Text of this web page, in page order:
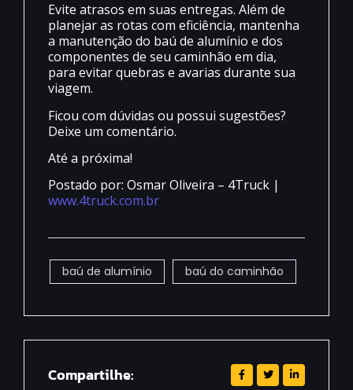
Evite atrasos em suas entregas. Além de
planejar as rotas com eficiência, mantenha
a manutenção do baú de alumínio e dos
componentes de seu caminhão em dia,
para evitar quebras e avarias durante sua
viagem.
Ficou com dúvidas ou possui sugestões?
Deixe um comentário.
Até a próxima!
Postado por: Osmar Oliveira – 4Truck |
www.4truck.com.br
baú de alumínio baú do caminhão
Compartilhe: